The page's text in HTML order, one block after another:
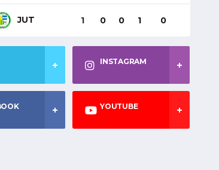
JUT 1 0 0 1 0
INSTAGRAM
YOUTUBE